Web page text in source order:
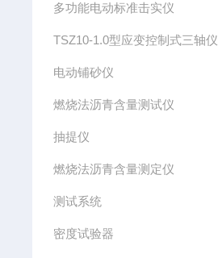
多功能电动标准击实仪
TSZ10-1.0型应变控制式三轴仪
电动铺砂仪
燃烧法沥青含量测试仪
抽提仪
燃烧法沥青含量测定仪
测试系统
密度试验器